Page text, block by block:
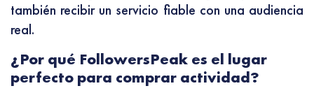
también recibir un servicio fiable con una audiencia
real.
¿Por qué FollowersPeak es el lugar
perfecto para comprar actividad?